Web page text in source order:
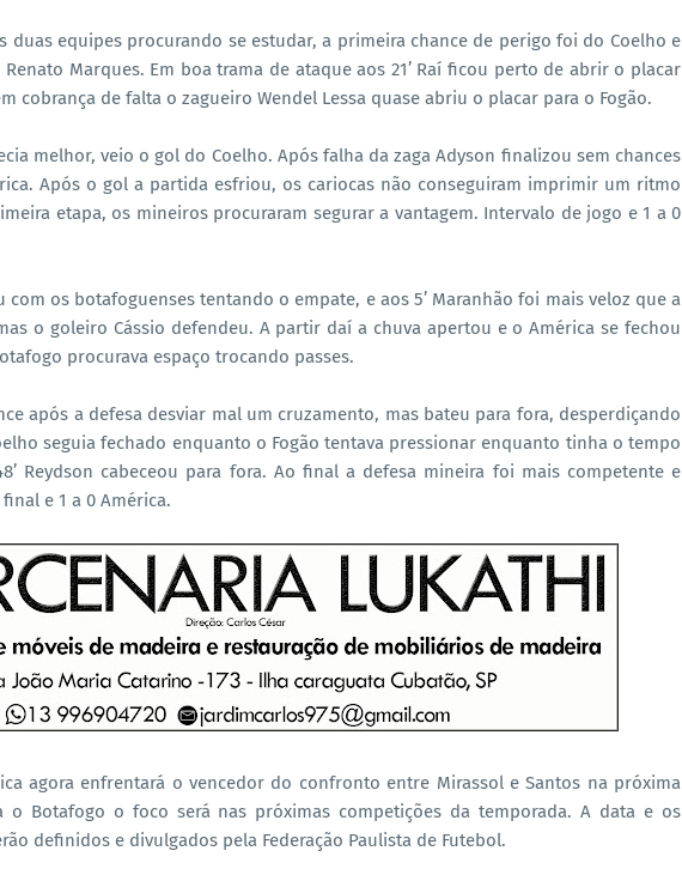
duas equipes procurando se estudar, a primeira chance de perigo foi do Coelho e
Renato Marques. Em boa trama de ataque aos 21’ Raí ficou perto de abrir o placar
cobrança de falta o zagueiro Wendel Lessa quase abriu o placar para o Fogão.
melhor, veio o gol do Coelho. Após falha da zaga Adyson finalizou sem chances
Após o gol a partida esfriou, os cariocas não conseguiram imprimir um ritmo
etapa, os mineiros procuraram segurar a vantagem. Intervalo de jogo e 1 a 0
com os botafoguenses tentando o empate, e aos 5’ Maranhão foi mais veloz que a
o goleiro Cássio defendeu. A partir daí a chuva apertou e o América se fechou
procurava espaço trocando passes.
após a defesa desviar mal um cruzamento, mas bateu para fora, desperdiçando
seguia fechado enquanto o Fogão tentava pressionar enquanto tinha o tempo
Reydson cabeceou para fora. Ao final a defesa mineira foi mais competente e
e 1 a 0 América.
agora enfrentará o vencedor do confronto entre Mirassol e Santos na próxima
o Botafogo o foco será nas próximas competições da temporada. A data e os
definidos e divulgados pela Federação Paulista de Futebol.